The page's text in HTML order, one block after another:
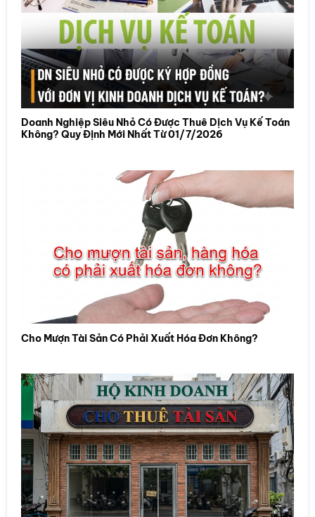
Doanh Nghiệp Siêu Nhỏ Có Được Thuê Dịch Vụ Kế Toán
Không? Quy Định Mới Nhất Từ 01/7/2026
Cho Mượn Tài Sản Có Phải Xuất Hóa Đơn Không?